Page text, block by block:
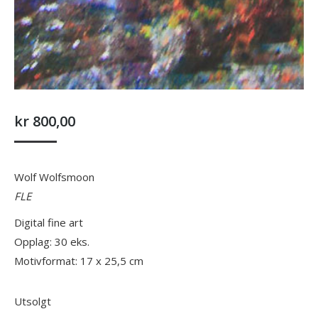
kr 800,00
Wolf Wolfsmoon
FLE
Digital fine art
Opplag: 30 eks.
Motivformat: 17 x 25,5 cm
Utsolgt